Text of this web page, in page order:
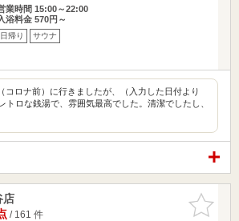
業時間 15:00～22:00
浴料金 570円～
日帰り サウナ
コロナ前）に行きましたが、（入力した日付より
トロな銭湯で、雰囲気最高でした。清潔でしたし、
お気に入
りに追加
店
/ 161 件